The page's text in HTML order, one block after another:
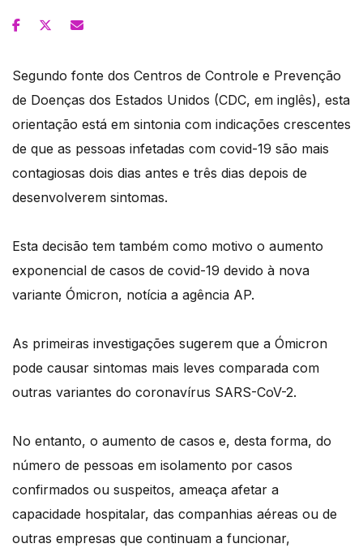
Segundo fonte dos Centros de Controle e Prevenção
de Doenças dos Estados Unidos (CDC, em inglês), esta
orientação está em sintonia com indicações crescentes
de que as pessoas infetadas com covid-19 são mais
contagiosas dois dias antes e três dias depois de
desenvolverem sintomas.
Esta decisão tem também como motivo o aumento
exponencial de casos de covid-19 devido à nova
variante Ómicron, notícia a agência AP.
As primeiras investigações sugerem que a Ómicron
pode causar sintomas mais leves comparada com
outras variantes do coronavírus SARS-CoV-2.
No entanto, o aumento de casos e, desta forma, do
número de pessoas em isolamento por casos
confirmados ou suspeitos, ameaça afetar a
capacidade hospitalar, das companhias aéreas ou de
outras empresas que continuam a funcionar,